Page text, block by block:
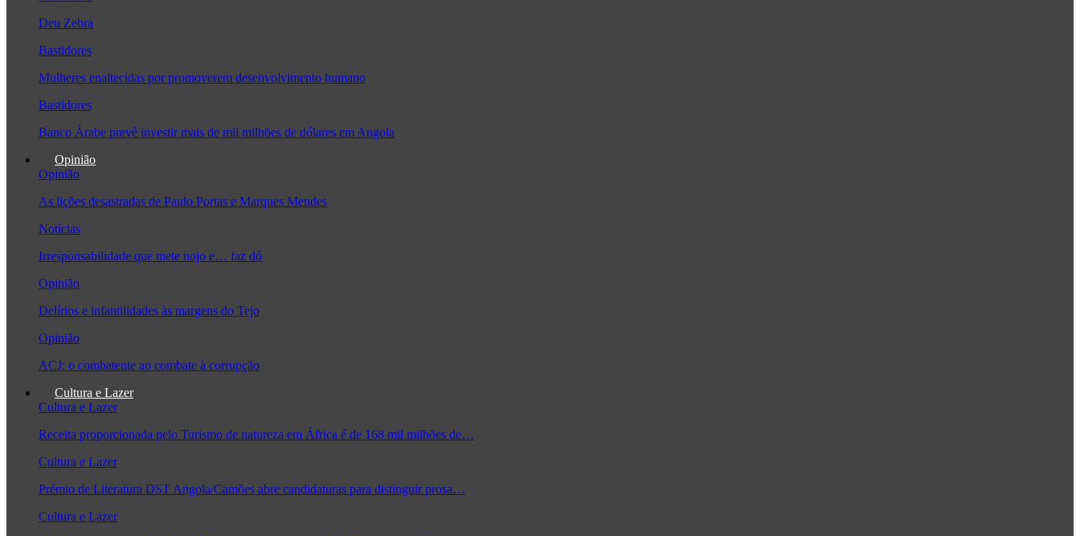
Deu Zebra
Bastidores
Mulheres enaltecidas por promoverem desenvolvimento humano
Bastidores
Banco Árabe prevê investir mais de mil milhões de dólares em Angola
Opinião
Opinião
As lições desastradas de Paulo Portas e Marques Mendes
Notícias
Irresponsabilidade que mete nojo e… faz dó
Opinião
Delírios e infantilidades às margens do Tejo
Opinião
ACJ: o combatente ao combate à corrupção
Cultura e Lazer
Cultura e Lazer
Receita proporcionada pelo Turismo de natureza em África é de 168 mil milhões de…
Cultura e Lazer
Prémio de Literatura DST Angola/Camões abre candidaturas para distinguir prosa…
Cultura e Lazer